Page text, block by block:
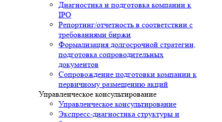
Диагностика и подготовка компании к
IPO
Репортинг/отчетность в соответствии с
требованиями биржи
Формализация долгосрочной стратегии,
подготовка сопроводительных
документов
Сопровождение подготовки компании к
первичному размещению акций
Управленческое консультирование
Управленческое консультирование
Экспресс-диагностика структуры и